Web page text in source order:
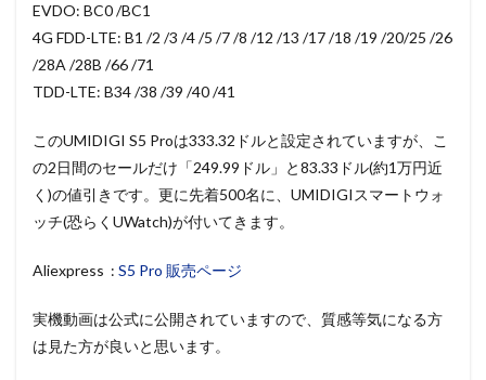
EVDO: BC0 /BC1
4G FDD-LTE: B1 /2 /3 /4 /5 /7 /8 /12 /13 /17 /18 /19 /20/25 /26
/28A /28B /66 /71
TDD-LTE: B34 /38 /39 /40 /41
このUMIDIGI S5 Proは333.32ドルと設定されていますが、こ
の2日間のセールだけ「249.99ドル」と83.33ドル(約1万円近
く)の値引きです。更に先着500名に、 UMIDIGIスマートウォ
ッチ(恐らくUWatch)が付いてきます。
Aliexpress : S5 Pro 販売ページ
実機動画は公式に公開されていますので、質感等気になる方
は見た方が良いと思います。